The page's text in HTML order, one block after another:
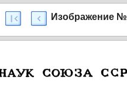
Изображение №